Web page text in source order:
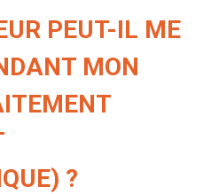
PEUT-IL ME
MON
?